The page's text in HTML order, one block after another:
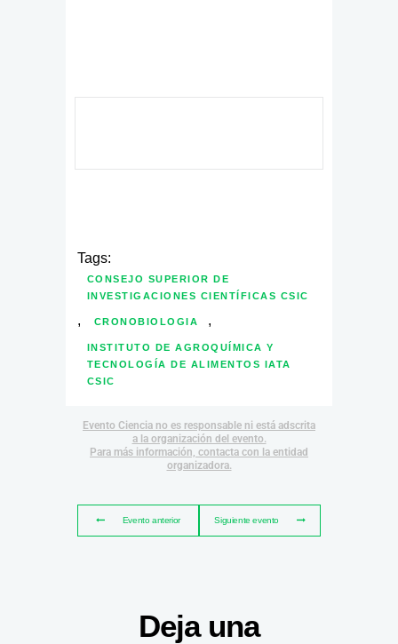
Tags:
CONSEJO SUPERIOR DE
INVESTIGACIONES CIENTÍFICAS CSIC
, CRONOBIOLOGIA ,
INSTITUTO DE AGROQUÍMICA Y
TECNOLOGÍA DE ALIMENTOS IATA
CSIC
Evento Ciencia no es responsable ni está adscrita
a la organización del evento.
Para más información, contacta con la entidad
organizadora.
Evento anterior Siguiente evento
Deja una